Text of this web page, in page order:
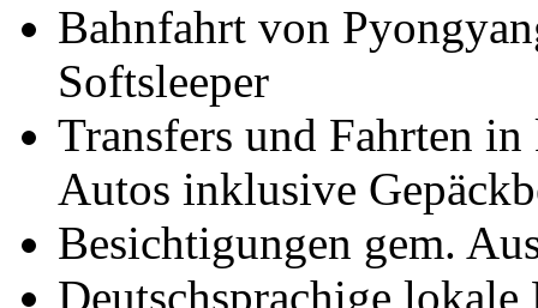
Bahnfahrt von
Softsleeper
Transfers und Fahrten
Autos inklusive
Besichtigungen gem.
Deutschsprachige lokale